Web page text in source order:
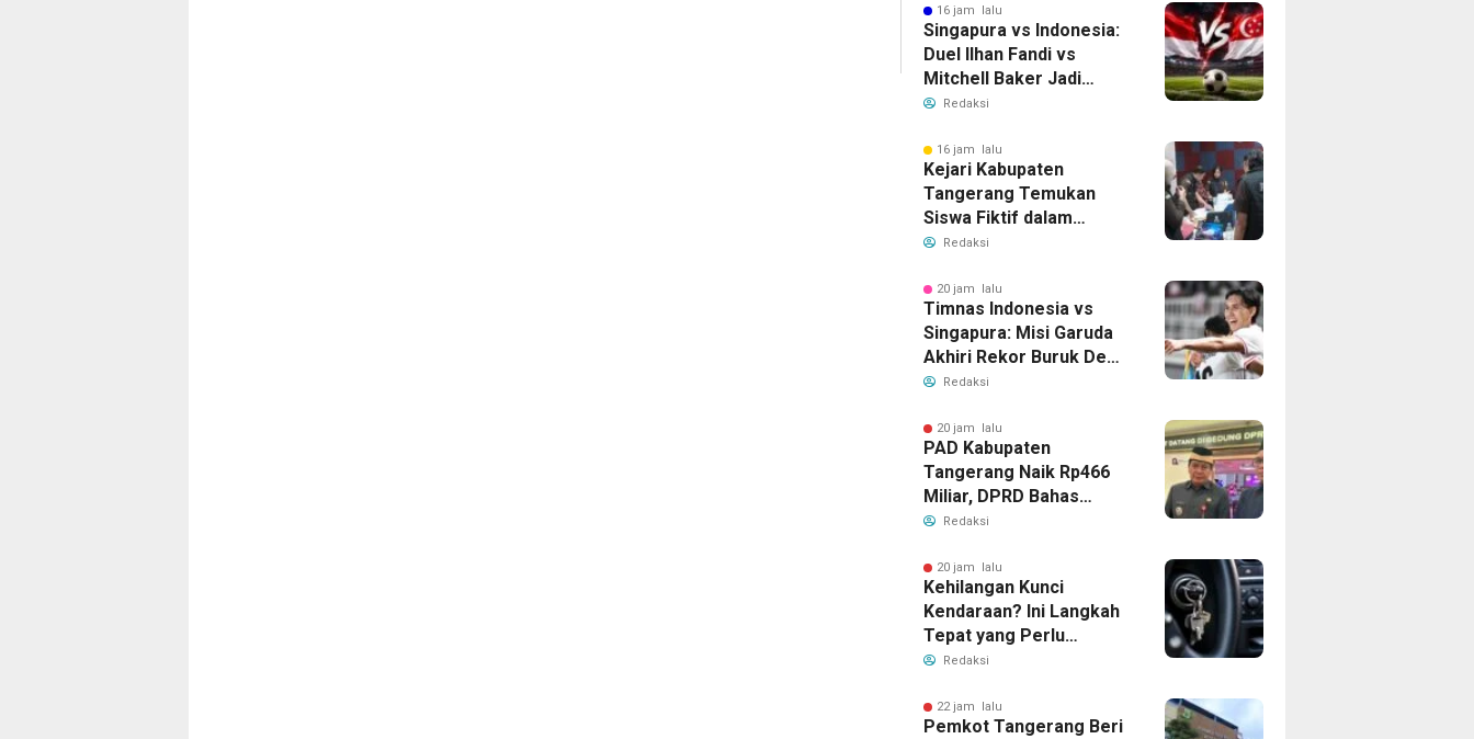
Bersih
16 jam lalu
Singapura vs Indonesia:
Duel Ilhan Fandi vs
Mitchell Baker Jadi
Sorotan di Piala AFF
Redaksi
16 jam lalu
Kejari Kabupaten
Tangerang Temukan
Siswa Fiktif dalam
Penyidikan Dana BOP
Redaksi
20 jam lalu
Timnas Indonesia vs
Singapura: Misi Garuda
Akhiri Rekor Buruk Demi
Tiket Semifinal Piala AFF
Redaksi
20 jam lalu
PAD Kabupaten
Tangerang Naik Rp466
Miliar, DPRD Bahas
Perubahan KUA-PPAS
Redaksi
20 jam lalu
Kehilangan Kunci
Kendaraan? Ini Langkah
Tepat yang Perlu
Dilakukan
Redaksi
22 jam lalu
Pemkot Tangerang Beri